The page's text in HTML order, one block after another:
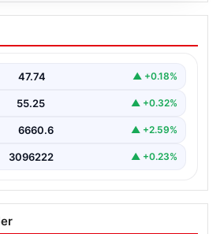
platformu İle Sanal
Adresi Ve Chat
güvenli bir şekilde bağlantı
47.74 ▲ +0.18%
55.25 ▲ +0.32%
6660.6 ▲ +2.59%
3096222 ▲ +0.23%